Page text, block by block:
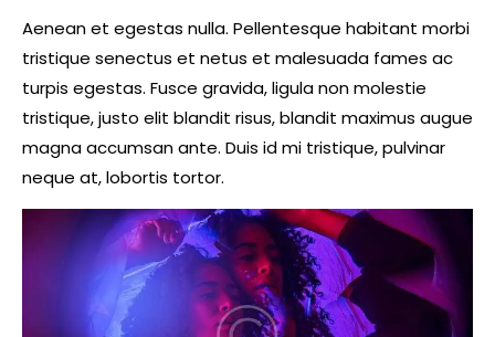
Aenean et egestas nulla. Pellentesque habitant morbi
tristique senectus et netus et malesuada fames ac
turpis egestas. Fusce gravida, ligula non molestie
tristique, justo elit blandit risus, blandit maximus augue
magna accumsan ante. Duis id mi tristique, pulvinar
neque at, lobortis tortor.